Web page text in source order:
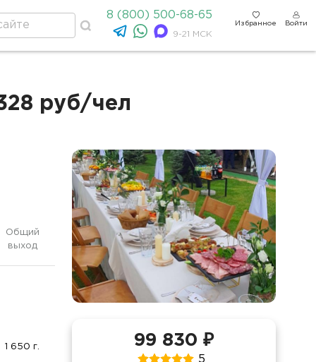
8 (800) 500-68-65
9-21 МСК
Избранное Войти
руб/чел
Общий
выход
1 650 г. 99 830 ₽
5